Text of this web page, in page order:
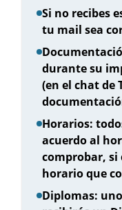
Si no recibes
tu mail sea
durante su
(en el chat de
Horarios:
acuerdo al
comprobar, si
horario que
Diplomas: